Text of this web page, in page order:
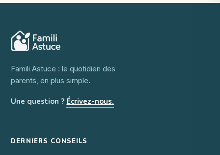
Famili Astuce : le quotidien des
parents, en plus simple.
Une question ? Écrivez-nous.
DERNIERS CONSEILS